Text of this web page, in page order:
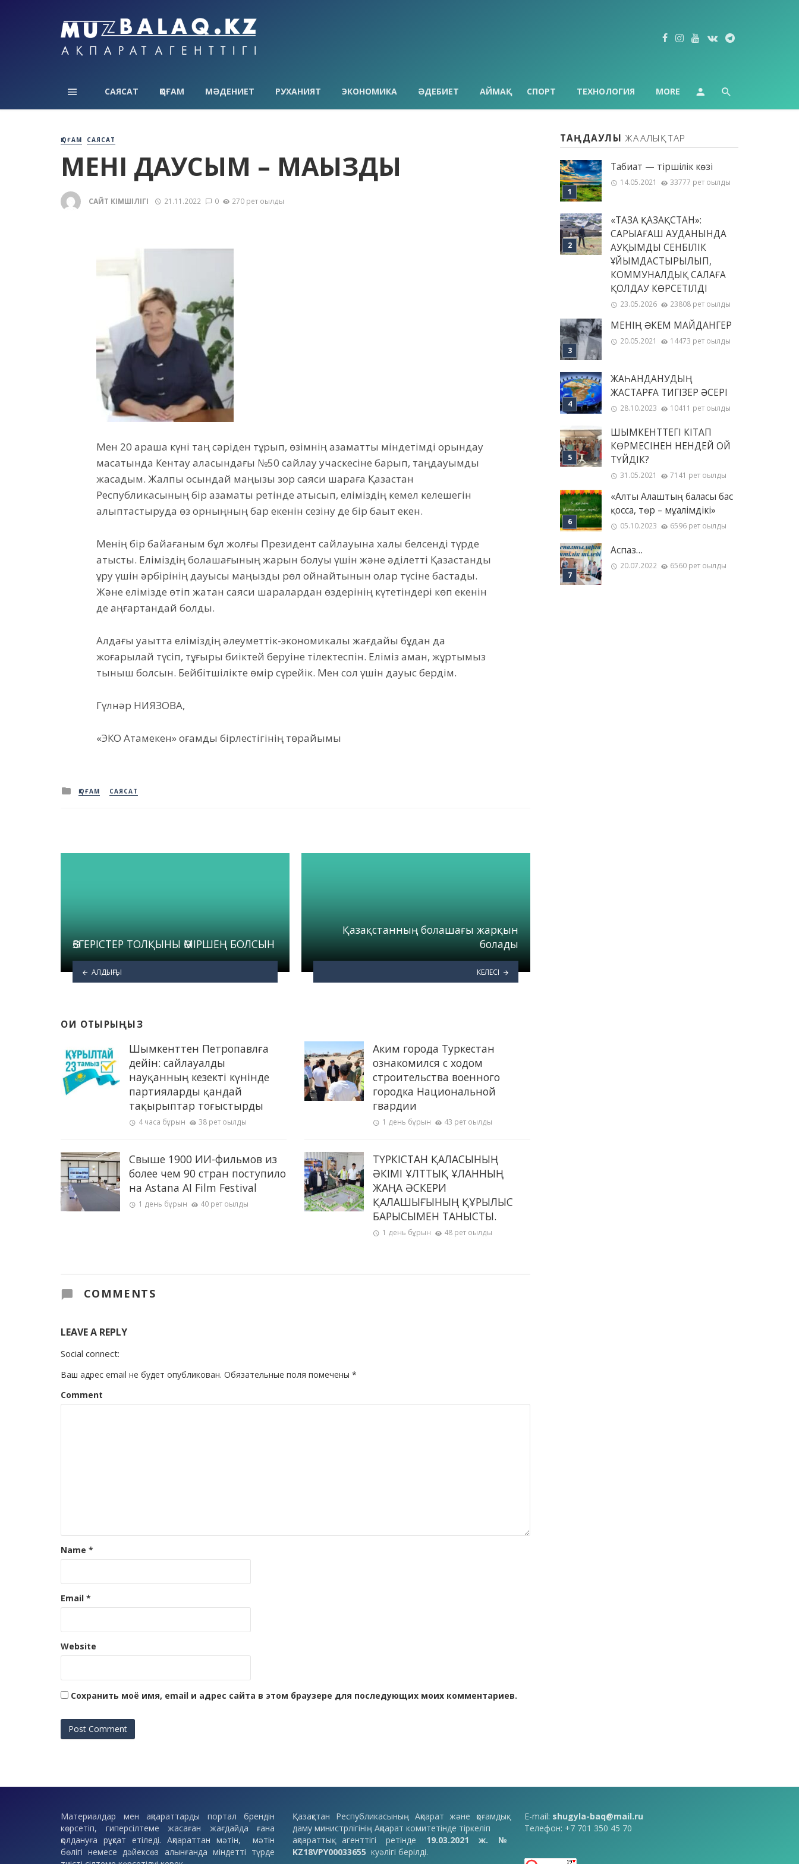
САЯСАТ ҚОҒАМ МӘДЕНИЕТ РУХАНИЯТ ЭКОНОМИКА ӘДЕБИЕТ АЙМАҚ СПОРТ ТЕХНОЛОГИЯ MORE
ҚОҒАМ САЯСАТ
МЕНІҢ ДАУСЫМ – МАҢЫЗДЫ
САЙТ ӘКІМШІЛІГІ 21.11.2022 0 270 рет оқылды
Мен 20 қараша күні таң сәріден тұрып, өзімнің азаматтық міндетімді орындау
мақсатында Кентау қаласындағы №50 сайлау учаскесіне барып, таңдауымды
жасадым. Жалпы осындай маңызы зор саяси шараға Қазақстан
Республикасының бір азаматы ретінде қатысып, еліміздің кемел келешегін
қалыптастыруда өз орныңның бар екенін сезіну де бір бақыт екен.
Менің бір байқағаным бұл жолғы Президент сайлауына халық белсенді түрде
қатысты. Еліміздің болашағының жарқын болуы үшін және әділетті Қазақстанды
құру үшін әрбірінің дауысы маңызды рөл ойнайтынын олар түсіне бастады.
Және елімізде өтіп жатқан саяси шаралардан өздерінің күтетіндері көп екенін
де аңғартқандай болды.
Алдағы уақытта еліміздің әлеуметтік-экономикалық жағдайы бұдан да
жоғарылай түсіп, тұғыры биіктей беруіне тілектеспін. Еліміз аман, жұртымыз
тыныш болсын. Бейбітшілікте өмір сүрейік. Мен сол үшін дауыс бердім.
Гүлнәр НИЯЗОВА,
«ЭКО Атамекен» қоғамдық бірлестігінің төрайымы
Posted
in
ҚОҒАМ САЯСАТ
ӨЗГЕРІСТЕР ТОЛҚЫНЫ ӨМІРШЕҢ БОЛСЫН
АЛДЫҢҒЫ
Қазақстанның болашағы жарқын
болады
КЕЛЕСІ
ОҚИ ОТЫРЫҢЫЗ
Шымкенттен Петропавлға
дейін: сайлауалды
науқанның кезекті күнінде
партияларды қандай
тақырыптар тоғыстырды
4 часа бұрын 38 рет оқылды
Свыше 1900 ИИ-фильмов из
более чем 90 стран поступило
на Astana AI Film Festival
1 день бұрын 40 рет оқылды
Аким города Туркестан
ознакомился с ходом
строительства военного
городка Национальной
гвардии
1 день бұрын 43 рет оқылды
ТҮРКІСТАН ҚАЛАСЫНЫҢ
ӘКІМІ ҰЛТТЫҚ ҰЛАННЫҢ
ЖАҢА ӘСКЕРИ
ҚАЛАШЫҒЫНЫҢ ҚҰРЫЛЫС
БАРЫСЫМЕН ТАНЫСТЫ.
1 день бұрын 48 рет оқылды
COMMENTS
LEAVE A REPLY
Social connect:
Ваш адрес email не будет опубликован. Обязательные поля помечены *
Comment
Name *
Email *
Website
Сохранить моё имя, email и адрес сайта в этом браузере для последующих моих комментариев.
ТАҢДАУЛЫ ЖАҢАЛЫҚТАР
Табиғат — тіршілік көзі
14.05.2021 33777 рет оқылды
«ТАЗА ҚАЗАҚСТАН»:
САРЫАҒАШ АУДАНЫНДА
АУҚЫМДЫ СЕНБІЛІК
ҰЙЫМДАСТЫРЫЛЫП,
КОММУНАЛДЫҚ САЛАҒА
ҚОЛДАУ КӨРСЕТІЛДІ
23.05.2026 23808 рет оқылды
МЕНІҢ ƏКЕМ МАЙДАНГЕР
20.05.2021 14473 рет оқылды
ЖАҺАНДАНУДЫҢ
ЖАСТАРҒА ТИГІЗЕР ӘСЕРІ
28.10.2023 10411 рет оқылды
ШЫМКЕНТТЕГІ КІТАП
КӨРМЕСІНЕН НЕНДЕЙ ОЙ
ТҮЙДІК?
31.05.2021 7141 рет оқылды
«Алты Алаштың баласы бас
қосса, төр – мұғалімдікі»
05.10.2023 6596 рет оқылды
Аспаз…
20.07.2022 6560 рет оқылды
Материалдар мен ақпараттарды портал брендін
көрсетіп, гиперсілтеме жасаған жағдайда ғана
қолдануға рұқсат етіледі. Ақпараттан мәтін, мәтін
бөлігі немесе дәйексөз алынғанда міндетті түрде
Қазақстан Республикасының Ақпарат және қоғамдық
даму министрлігінің Ақпарат комитетінде тіркеліп
ақпараттық агенттігі ретінде 19.03.2021 ж. №
KZ18VPY00033655 куәлігі берілді.
E-mail: shugyla-baq@mail.ru
Телефон: +7 701 350 45 70